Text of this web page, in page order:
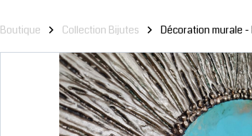
Boutique Collection Bijutes Décoration murale -